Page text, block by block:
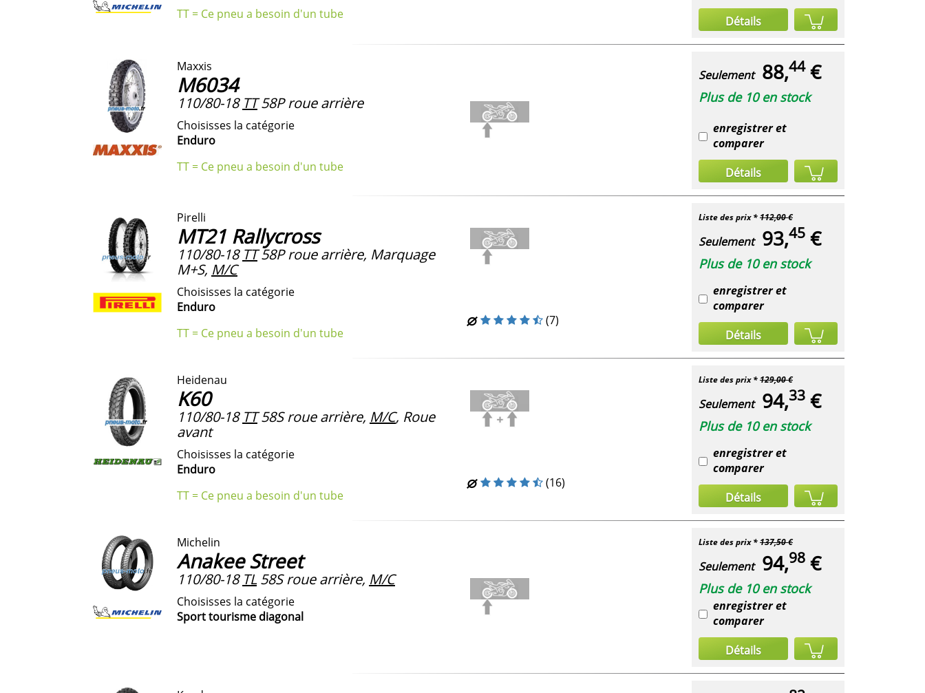
TT = Ce pneu a besoin d'un tube
Détails
Maxxis
M6034
110/80-18 TT58P roue arrière
Choisisses la catégorie
Enduro
TT = Ce pneu a besoin d'un tube
Seulement 88,44€
Plus de 10 en stock
enregistrer et
comparer
Détails
Pirelli
MT21 Rallycross
110/80-18 TT58P roue arrière, Marquage
M+S, M/C
Choisisses la catégorie
Enduro
TT = Ce pneu a besoin d'un tube
(7)
Liste des prix *112,00 €
Seulement 93,45 €
Plus de 10 en stock
enregistrer et
comparer
Détails
Heidenau
K60
110/80-18 TT58S roue arrière, M/C, Roue
avant
Choisisses la catégorie
Enduro
TT = Ce pneu a besoin d'un tube
(16)
Liste des prix *129,00 €
Seulement 94,33 €
Plus de 10 en stock
enregistrer et
comparer
Détails
Michelin
Anakee Street
110/80-18 TL58S roue arrière, M/C
Choisisses la catégorie
Sport tourisme diagonal
Liste des prix *137,50 €
Seulement 94,98 €
Plus de 10 en stock
enregistrer et
comparer
Détails